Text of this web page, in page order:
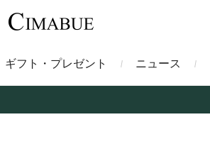
バックパック・リュック
二つ折り財布
ガルーシャ サベル
ギフト・プレゼント ニュース